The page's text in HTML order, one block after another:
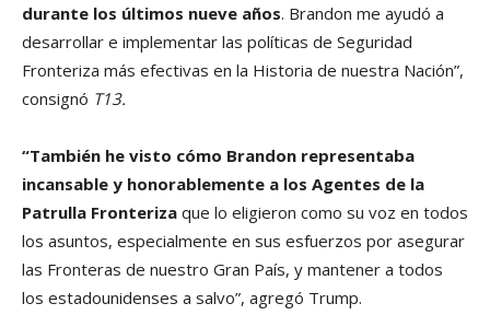
durante los últimos nueve años. Brandon me ayudó a
desarrollar e implementar las políticas de Seguridad
Fronteriza más efectivas en la Historia de nuestra Nación”,
consignó T13.
“También he visto cómo Brandon representaba
incansable y honorablemente a los Agentes de la
Patrulla Fronteriza que lo eligieron como su voz en todos
los asuntos, especialmente en sus esfuerzos por asegurar
las Fronteras de nuestro Gran País, y mantener a todos
los estadounidenses a salvo”, agregó Trump.